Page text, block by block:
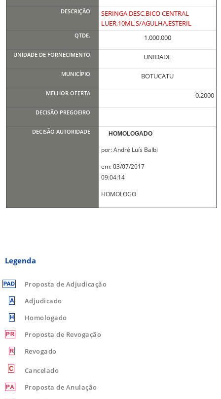
SERINGA DESC.BICO CENTRAL
LUER,10ML,S/AGULHA,ESTERIL
1.000.000
UNIDADE
BOTUCATU
0,2000
HOMOLOGADO
por: André Luís Balbi
em: 03/07/2017
09:04:14
HOMOLOGO
Legenda
Proposta de Adjudicação
Adjudicado
Homologado
Proposta de Revogação
Revogado
Cancelado
Proposta de Anulação